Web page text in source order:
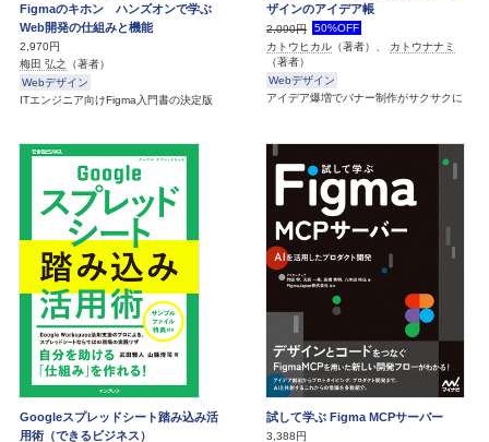
Figmaのキホン ハンズオンで学ぶ
Web開発の仕組みと機能
2,970円
梅田 弘之 （著者）
Webデザイン
ITエンジニア向けFigma入門書の決定版
ザインのアイデア帳
2,090円
50%OFF
カトウヒカル （著者）、 カトウナナミ
（著者）
Webデザイン
アイデア爆増でバナー制作がサクサクに
Googleスプレッドシート踏み込み活
用術（できるビジネス）
試して学ぶ Figma MCPサーバー
3,388円